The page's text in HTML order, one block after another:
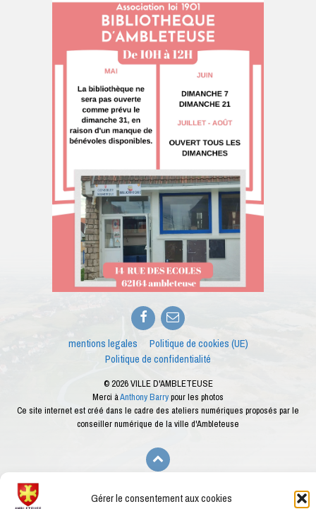
Gérer le consentement aux cookies
Facebook
E-
mail
mentions legales
Politique de cookies (UE)
Politique de confidentialité
© 2026 VILLE D'AMBLETEUSE
Merci àAnthony Barrypour les photos
Ce site internet est créé dans le cadre des ateliers numériques proposés par le
conseiller numérique de la ville d'Ambleteuse